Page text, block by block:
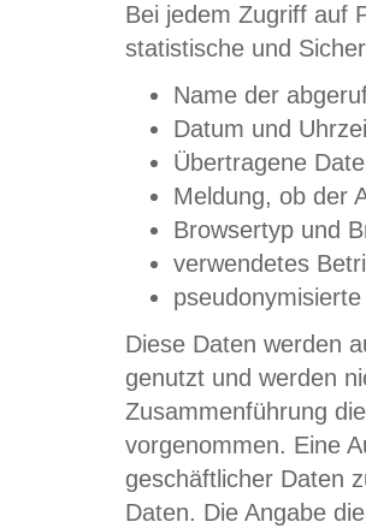
Bei jedem Zugriff auf
statistische und
Name der
Datum und
Übertragene
Meldung, ob der
Browsertyp und
verwendetes
Diese Daten werden
genutzt und werden
Zusammenführung
vorgenommen. Eine
geschäftlicher Daten
Daten. Die Angabe